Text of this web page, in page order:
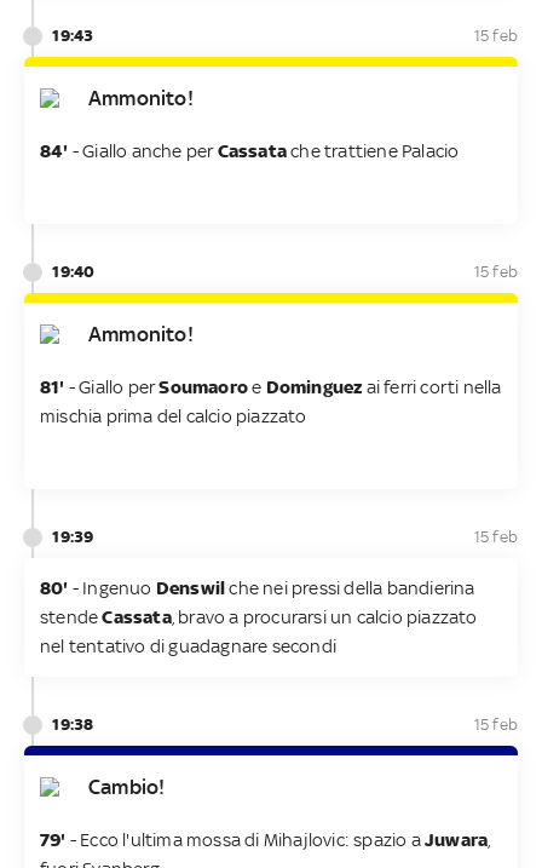
19:43 15 feb
Ammonito!
84' - Giallo anche perCassatache trattiene Palacio
19:40 15 feb
Ammonito!
81' - Giallo perSoumaoroe Dominguez ai ferri corti nella
mischia prima del calcio piazzato
19:39 15 feb
80' - Ingenuo Denswilche nei pressi della bandierina
stendeCassata, bravo a procurarsi un calcio piazzato
nel tentativo di guadagnare secondi
19:38 15 feb
Cambio!
79' - Ecco l'ultima mossa di Mihajlovic: spazio aJuwara